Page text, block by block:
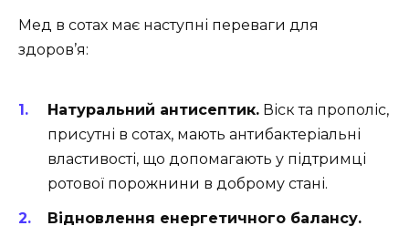
Мед в сотах має наступні переваги для
здоров’я:
Натуральний антисептик. Віск та прополіс,
присутні в сотах, мають антибактеріальні
властивості, що допомагають у підтримці
ротової порожнини в доброму стані.
Відновлення енергетичного балансу.